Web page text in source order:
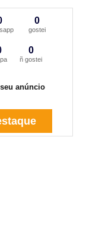
0
gostei
0
ñ gostei
anúncio